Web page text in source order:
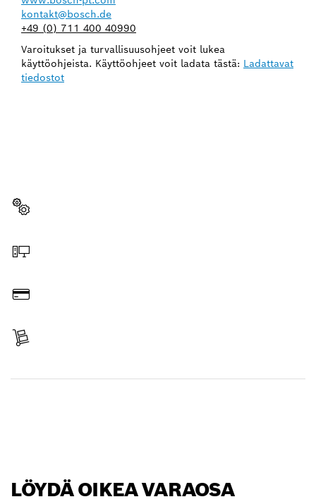
kontakt@bosch.de
+49 (0) 711 400 40990
Varoitukset ja turvallisuusohjeet voit lukea
käyttöohjeista. Käyttöohjeet voit ladata tästä: Ladattavat
tiedostot
LÖYDÄ OIKEA VARAOSA